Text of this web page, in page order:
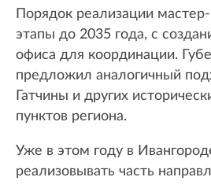
Порядок реализации
этапы до 2035 года, с
офиса для координации.
предложил аналогичный
Гатчины и других
пунктов региона.
Уже в этом году в
реализовывать часть